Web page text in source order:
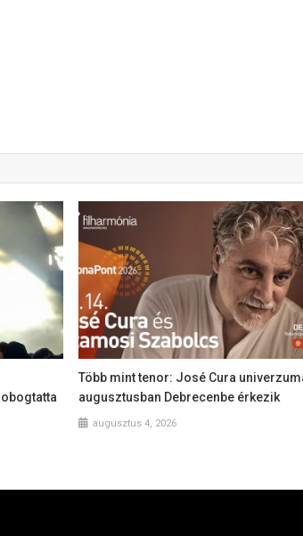
Több mint tenor: José Cura
augusztusban Debrecenbe érkezik
augusztus 4, 2026